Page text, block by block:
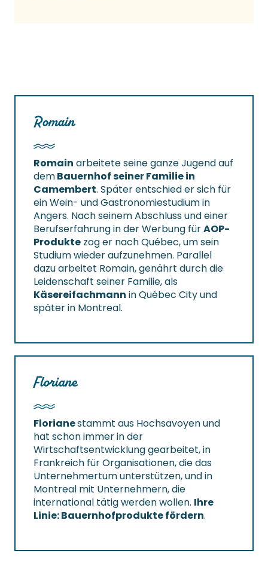
Romain
Romain arbeitete seine ganze Jugend auf
demBauernhof seiner Familie in
Camembert. Später entschied er sich für
ein Wein- und Gastronomiestudium in
Angers. Nach seinem Abschluss und einer
Berufserfahrung in der Werbung fürAOP-
Produkte zog er nach Québec, um sein
Studium wieder aufzunehmen. Parallel
dazu arbeitet Romain, genährt durch die
Leidenschaft seiner Familie, als
Käsereifachmann in Québec City und
später in Montreal.
Floriane
Florianestammt aus Hochsavoyen und
hat schon immer in der
Wirtschaftsentwicklung gearbeitet, in
Frankreich für Organisationen, die das
Unternehmertum unterstützen, und in
Montreal mit Unternehmern, die
international tätig werden wollen. Ihre
Linie: Bauernhofprodukte fördern.